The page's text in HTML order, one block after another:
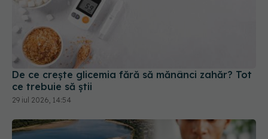
De ce crește glicemia fără să mănânci zahăr? Tot
ce trebuie să știi
29 iul 2026, 14:54